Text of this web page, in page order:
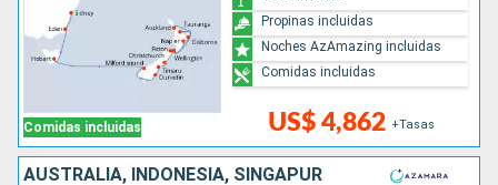
Comidas incluidas US$ 4,862 +Tasas
Propinas incluidas
Noches AzAmazing incluidas
Comidas incluidas
AUSTRALIA, INDONESIA, SINGAPUR